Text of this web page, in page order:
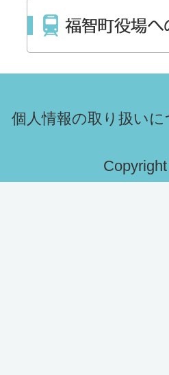
個人情報の取り扱いに